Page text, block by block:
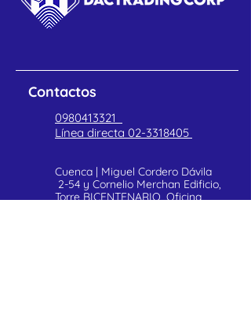
200 impresiones por rollo
Compatible con: Zebra
Contactos
0980413321
Línea directa 02-3318405
Cuenca | Miguel Cordero Dávila
2-54 y Cornelio Merchan Edificio,
Torre BICENTENARIO, Oficina